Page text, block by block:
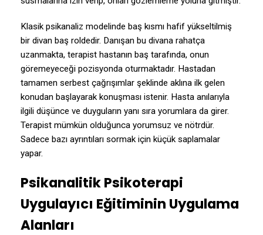
Klasik psikanaliz modelinde baş kısmı hafif yükseltilmiş
bir divan baş roldedir. Danışan bu divana rahatça
uzanmakta, terapist hastanın baş tarafında, onun
göremeyeceği pozisyonda oturmaktadır. Hastadan
tamamen serbest çağrışımlar şeklinde aklına ilk gelen
konudan başlayarak konuşması istenir. Hasta anılarıyla
ilgili düşünce ve duyguların yanı sıra yorumlara da girer.
Terapist mümkün olduğunca yorumsuz ve nötrdür.
Sadece bazı ayrıntıları sormak için küçük saplamalar
yapar.
Psikanalitik Psikoterapi
Uygulayıcı Eğitiminin Uygulama
Alanları